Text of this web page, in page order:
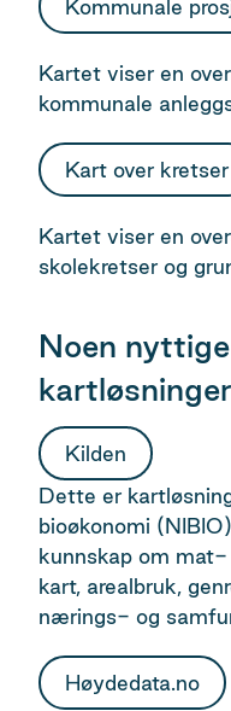
Kommunale
Kartet viser en
kommunale
Kart over kretser
Kartet viser en
skolekretser og
Noen
kartløsninger
Kilden
Dette er
bioøkonomi
kunnskap om mat-
kart, arealbruk,
nærings- og
Høydedata.no